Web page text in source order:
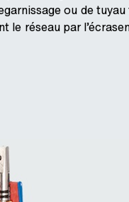
ou de
réseau par